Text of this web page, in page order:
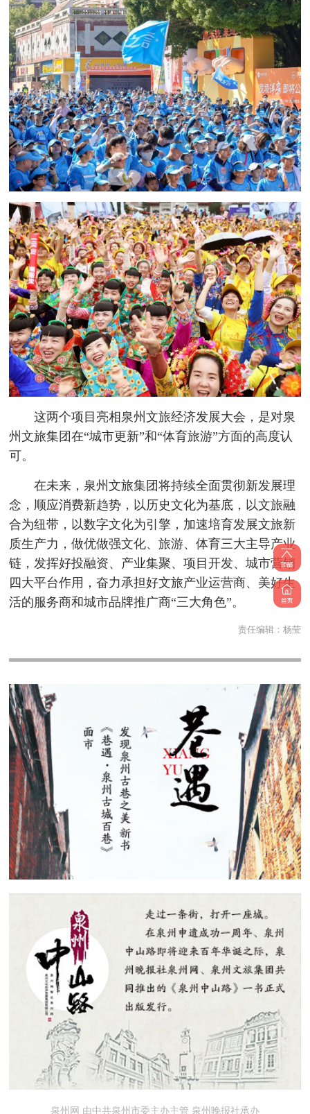
这两个项目亮相泉州文旅经济发展大会，是对泉
州文旅集团在“城市更新”和“体育旅游”方面的高度认
可。
在未来，泉州文旅集团将持续全面贯彻新发展理
念，顺应消费新趋势，以历史文化为基底，以文旅融
合为纽带，以数字文化为引擎，加速培育发展文旅新
质生产力，做优做强文化、旅游、体育三大主导产业
链，发挥好投融资、产业集聚、项目开发、城市营销
四大平台作用，奋力承担好文旅产业运营商、美好生
活的服务商和城市品牌推广商“三大角色”。
责任编辑： 杨莹
泉州网 由中共泉州市委主办主管 泉州晚报社承办